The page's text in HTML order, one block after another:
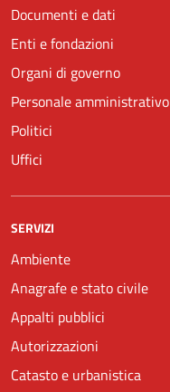
Documenti e dati
Enti e fondazioni
Organi di governo
Personale amministrativo
Politici
Uffici
SERVIZI
Ambiente
Anagrafe e stato civile
Appalti pubblici
Autorizzazioni
Catasto e urbanistica